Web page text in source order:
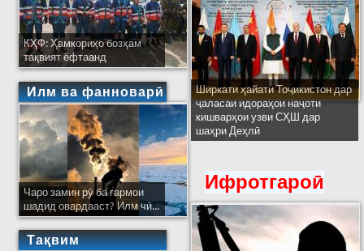
КҲФ: Ҳамкориҳо бозҳам
тақвият ёфтаанд
Илм ва фанноварӣ
Чаро замин рӯ ба гармои
шадид овардааст? Илм чӣ...
Тақвим
Ширкати ҳайати Тоҷикистон дар
ҷаласаи идораҳои наҷоти
кишварҳои узви СҲШ дар
шаҳри Деҳлӣ
Ифротгароӣ